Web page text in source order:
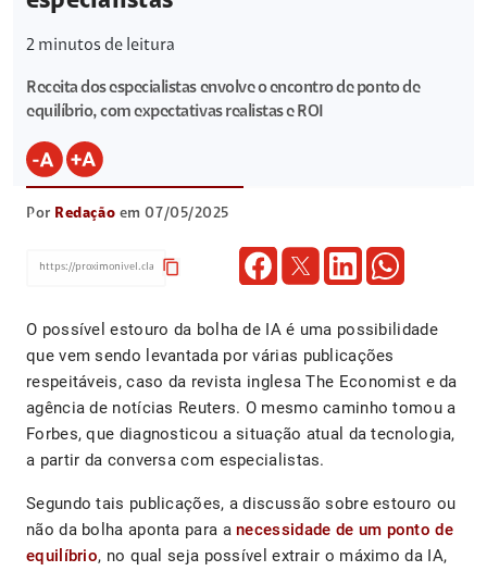
2 minutos de leitura
Receita dos especialistas envolve o encontro de ponto de
equilíbrio, com expectativas realistas e ROI
Por Redação em 07/05/2025
content_copy
O possível estouro da bolha de IA é uma possibilidade
que vem sendo levantada por várias publicações
respeitáveis, caso da revista inglesa The Economist e da
agência de notícias Reuters. O mesmo caminho tomou a
Forbes, que diagnosticou a situação atual da tecnologia,
a partir da conversa com especialistas.
Segundo tais publicações, a discussão sobre estouro ou
não da bolha aponta para anecessidade de um ponto de
equilíbrio, no qual seja possível extrair o máximo da IA,